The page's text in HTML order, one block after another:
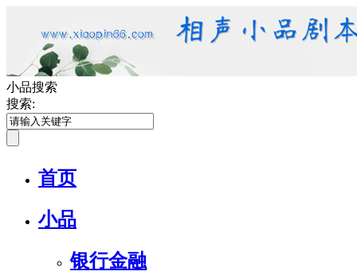
小品搜索
搜索:
首页
小品
银行金融